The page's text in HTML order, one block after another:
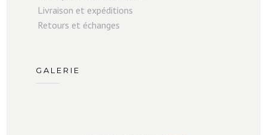
Livraison et expéditions
Retours et échanges
GALERIE